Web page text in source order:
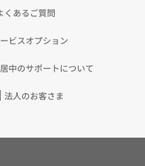
するアフターサ
の第三者への提
合を除き、弊社が
お客様およびオー
あるとき ③公衆衛
くあるご質問
ビスオプション
中のサポートについて
法人のお客さま